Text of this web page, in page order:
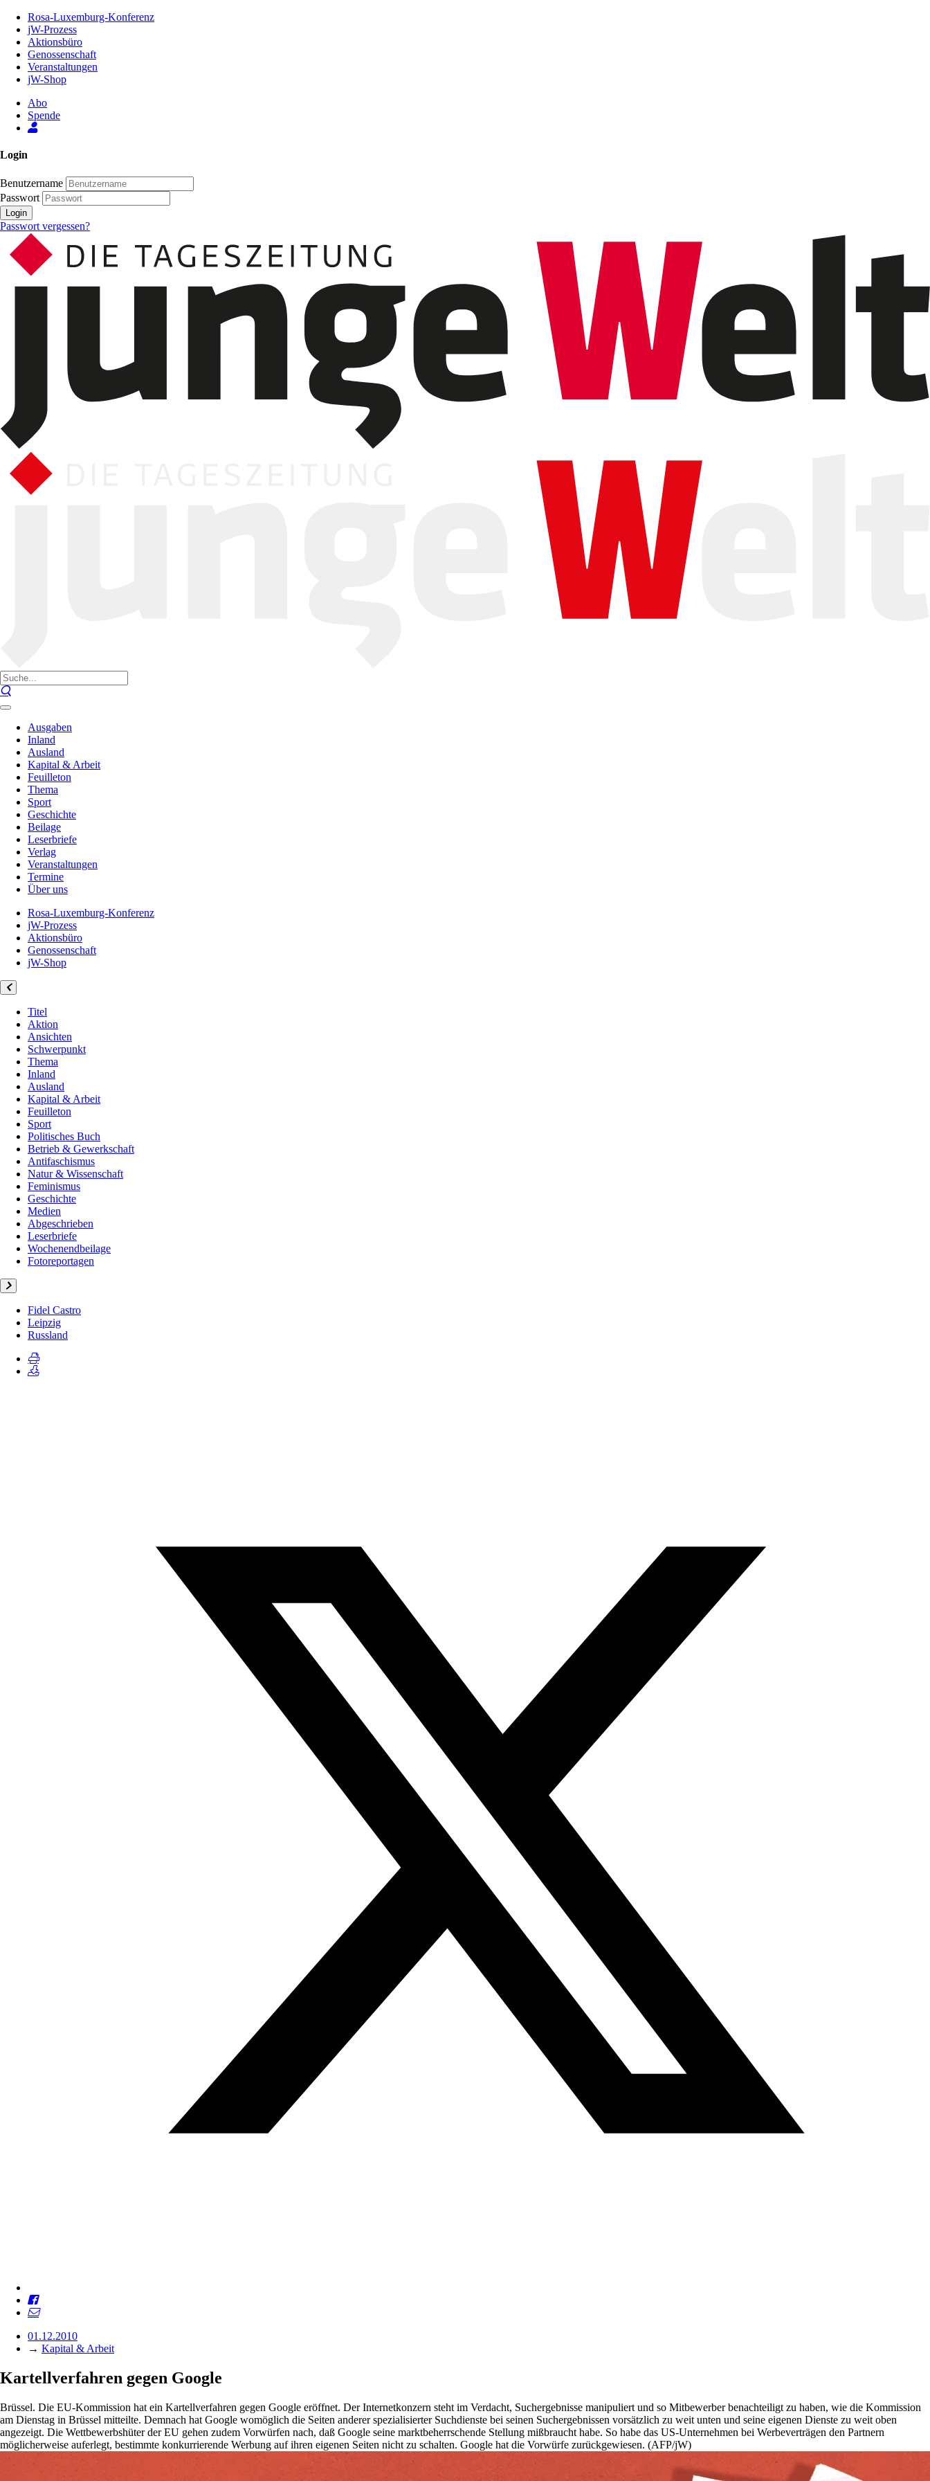
Inhalt
Seite
Rosa-Luxemburg-Konferenz
jW-Prozess
Aktionsbüro
Genossenschaft
Veranstaltungen
jW-Shop
Abo
Spende
Login
Benutzername
Passwort
Login
Passwort vergessen?
Ausgaben
Inland
Ausland
Kapital & Arbeit
Feuilleton
Thema
Sport
Geschichte
Beilage
Leserbriefe
Verlag
Veranstaltungen
Termine
Über uns
Rosa-Luxemburg-Konferenz
jW-Prozess
Aktionsbüro
Genossenschaft
jW-Shop
Titel
Aktion
Ansichten
Schwerpunkt
Thema
Inland
Ausland
Kapital & Arbeit
Feuilleton
Sport
Politisches Buch
Betrieb & Gewerkschaft
Antifaschismus
Natur & Wissenschaft
Feminismus
Geschichte
Medien
Abgeschrieben
Leserbriefe
Wochenendbeilage
Fotoreportagen
Fidel Castro
Leipzig
Russland
01.12.2010
→ Kapital & Arbeit
Kartellverfahren gegen Google
Brüssel. Die EU-Kommission hat ein Kartellverfahren gegen Google eröffnet. Der Internetkonzern steht im Verdacht, Suchergebnisse manipuliert und so Mitbewerber benachteiligt zu haben, wie die Kommission
am Dienstag in Brüssel mitteilte. Demnach hat Google womöglich die Seiten anderer spezialisierter Suchdienste bei seinen Suchergebnissen vorsätzlich zu weit unten und seine eigenen Dienste zu weit oben
angezeigt. Die Wettbewerbshüter der EU gehen zudem Vorwürfen nach, daß Google seine marktbeherrschende Stellung mißbraucht habe. So habe das US-Unternehmen bei Werbeverträgen den Partnern
möglicherweise auferlegt, bestimmte konkurrierende Werbung auf ihren eigenen Seiten nicht zu schalten. Google hat die Vorwürfe zurückgewiesen. (AFP/jW)